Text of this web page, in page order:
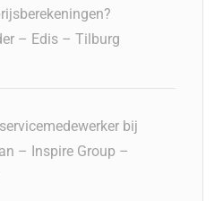
– Edis – Tilburg
bij
– Inspire Group –